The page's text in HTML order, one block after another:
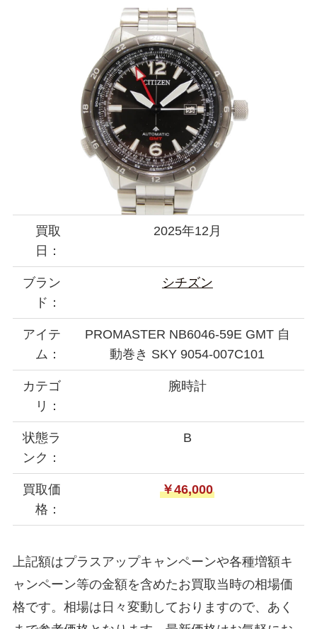
買取
日：
2025年12月
ブラン
ド：
シチズン
アイテ
ム：
PROMASTER NB6046-59E GMT 自
動巻き SKY 9054-007C101
カテゴ
リ：
腕時計
状態ラ
ンク：
B
買取価
格：
￥46,000
上記額はプラスアップキャンペーンや各種増額キ
ャンペーン等の金額を含めたお買取当時の相場価
格です。相場は日々変動しておりますので、あく